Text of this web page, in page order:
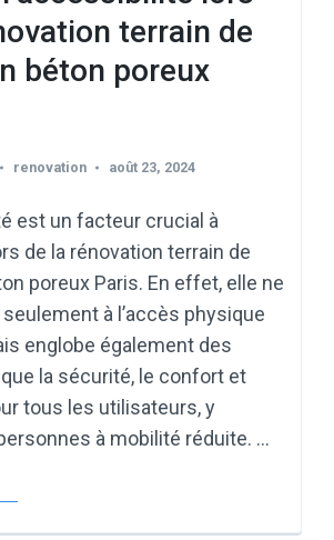
terrain de
béton poreux
renovation août 23, 2024
est un facteur crucial à
de la rénovation terrain de
poreux Paris. En effet, elle ne
à l’accès physique
englobe également des
la sécurité, le confort et
tous les utilisateurs, y
à mobilité réduite. …